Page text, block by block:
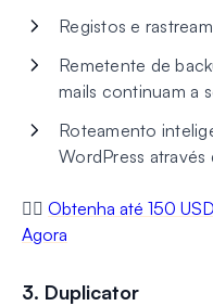
Registos e
Remetente de
mails continuam a
Roteamento
WordPress
👉🏼 Obtenha até 150
Agora
3. Duplicator